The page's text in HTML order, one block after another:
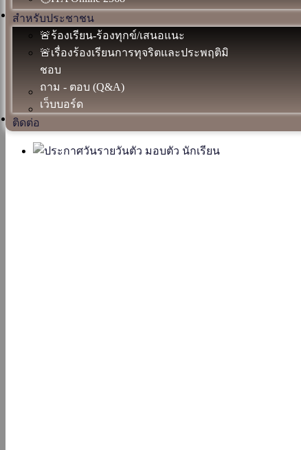
สำหรับประชาชน
🚨ร้องเรียน-ร้องทุกข์/เสนอแนะ
🚨เรื่องร้องเรียนการทุจริตและประพฤติมิ
ชอบ
ถาม - ตอบ (Q&A)
เว็บบอร์ด
ติดต่อ